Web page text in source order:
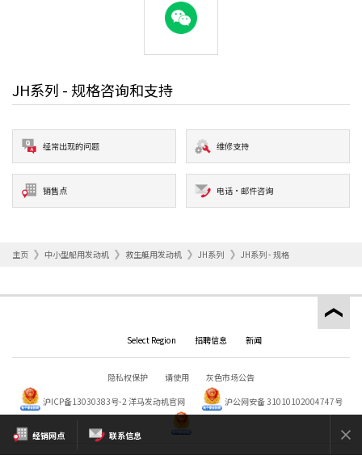
经销网点 联系信息
WeChat
JH系列 - 规格咨询和支持
经常出现的问题 维修支持
销售点 电话·邮件咨询
主页 中小型船用发动机 救生艇用发动机 JH系列 JH系列 - 规格
Select Region 招聘信息 新闻
隐私权保护 请使用
灰色市场公告
沪ICP备13030383号-2 洋马发动机官网 沪公网安备 31010102004747号